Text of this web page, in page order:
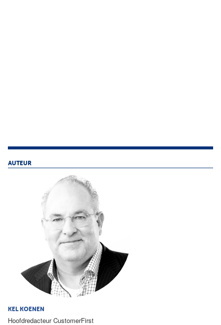
AUTEUR
KEL KOENEN
Hoofdredacteur CustomerFirst